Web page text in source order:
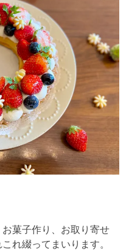
菓子作り、お取り寄せ
れ綴ってまいります。